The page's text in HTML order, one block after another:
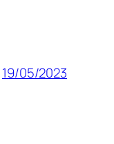
19/05/2023